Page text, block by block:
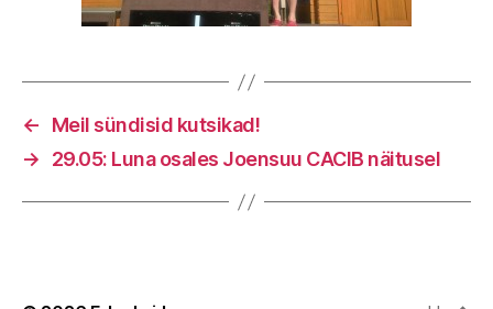
←
Meil sündisid kutsikad!
→
29.05: Luna osales Joensuu CACIB näitusel